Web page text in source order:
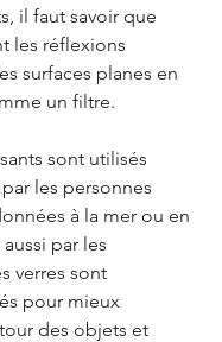
il faut savoir que
les réflexions
surfaces planes en
un filtre.
sont utilisés
les personnes
à la mer ou en
par les
verres sont
pour mieux
des objets et